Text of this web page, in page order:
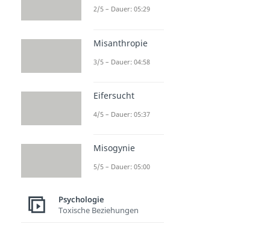
2/5 – Dauer: 05:29
Misanthropie
3/5 – Dauer: 04:58
Eifersucht
4/5 – Dauer: 05:37
Misogynie
5/5 – Dauer: 05:00
Psychologie
Toxische Beziehungen